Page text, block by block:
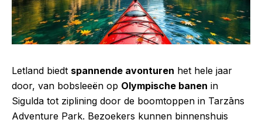
Letland biedt spannende avonturen het hele jaar
door, van bobsleeën op Olympische banen in
Sigulda tot ziplining door de boomtoppen in Tarzāns
Adventure Park. Bezoekers kunnen binnenshuis